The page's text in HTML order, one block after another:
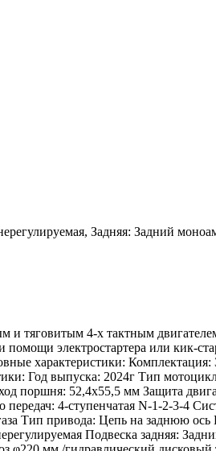
Задняя: Задний
и тяговитым 4-х тактным
электростартера или кик-
характеристики: Комплектация:
Год выпуска: 2024г Тип
поршня: 52,4х55,5 мм Защита
4-ступенчатая N-1-2-3-4
Тип привода: Цепь на заднюю
Подвеска задняя: